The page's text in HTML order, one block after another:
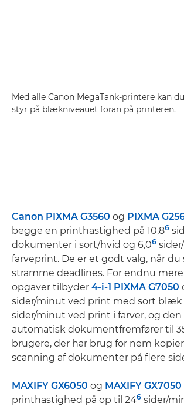
Med alle Canon MegaTank-printere kan
styr på blækniveauet foran på printeren.
Canon PIXMA G3560 og PIXMA
begge en printhastighed på 10,86
dokumenter i sort/hvid og 6,06
farveprint. De er et godt valg, når du
stramme deadlines. For endnu
opgaver tilbyder 4-i-1 PIXMA G7050
sider/minut ved print med sort blæk
sider/minut ved print i farver, og den
automatisk dokumentfremfører til
brugere, der har brug for nem
scanning af dokumenter på flere
MAXIFY GX6050 og MAXIFY GX7050
printhastighed på op til 246 sider/